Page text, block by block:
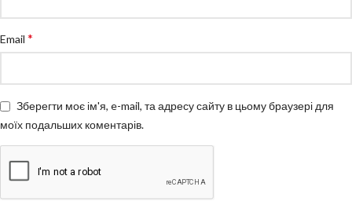
Email *
Зберегти моє ім'я, e-mail, та адресу сайту в цьому браузері для
моїх подальших коментарів.